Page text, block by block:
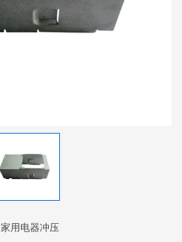
家用电器冲压